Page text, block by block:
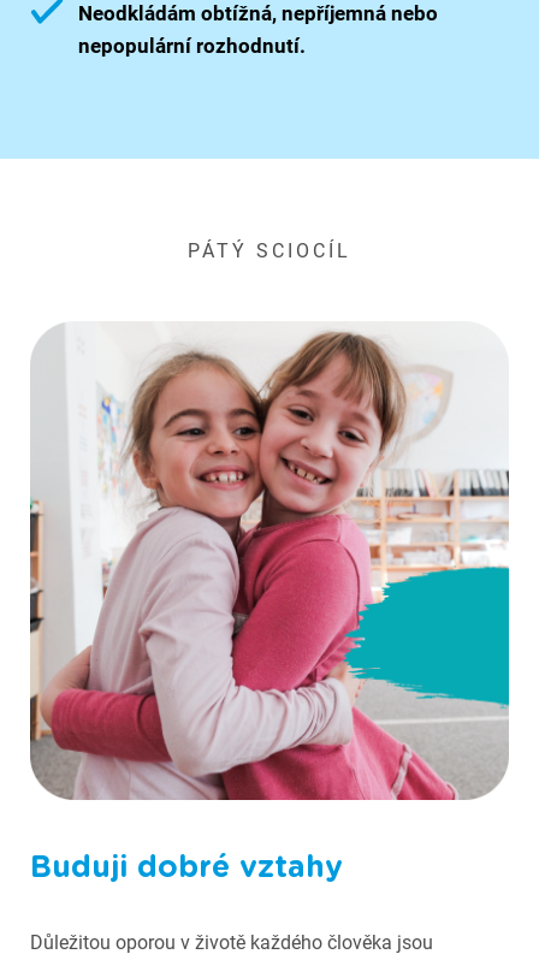
Neodkládám obtížná, nepříjemná nebo
nepopulární rozhodnutí.
PÁTÝ SCIOCÍL
Buduji dobré vztahy
Důležitou oporou v životě každého člověka jsou